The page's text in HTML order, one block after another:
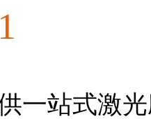
一站式激